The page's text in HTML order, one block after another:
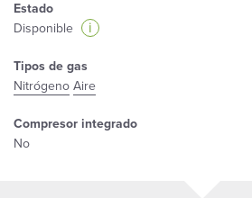
Estado
Disponible
i
Tipos de gas
Nitrógeno Aire
Compresor integrado
No